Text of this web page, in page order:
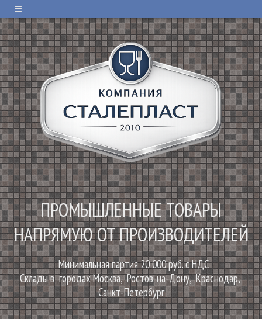
ПРОМЫШЛЕННЫЕ ТОВАРЫ
НАПРЯМУЮ ОТ ПРОИЗВОДИТЕЛЕЙ
Минимальная партия 20 000 руб. с НДС
Склады в городах Москва, Ростов-на-Дону, Краснодар,
Санкт-Петербург